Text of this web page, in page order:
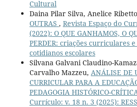
Cultural
Daina Pilar Silva, Anelice
OUTRAS , Revista Espaço do
(2022): O QUE GANHAMOS, O
PERDER: criações curriculares
cotidianos escolares
Silvana Galvani Claudino-
Carvalho Mazzeu, ANÁLISE DE
CURRICULAR PARA A
PEDAGOGIA HISTÓRICO-
Currículo: v. 18 n. 3 (2025):